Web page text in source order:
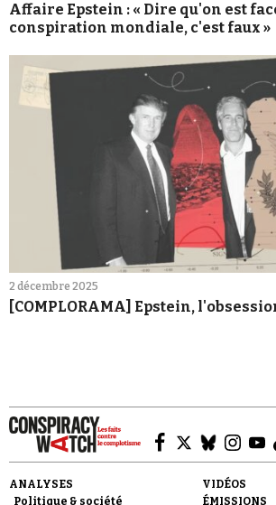
Affaire Epstein : « Dire qu'on est
conspiration mondiale, c'est faux »
2 décembre 2025
[COMPLORAMA] Epstein,
ANALYSES
Politique & société
VIDÉOS
ÉMISSIONS